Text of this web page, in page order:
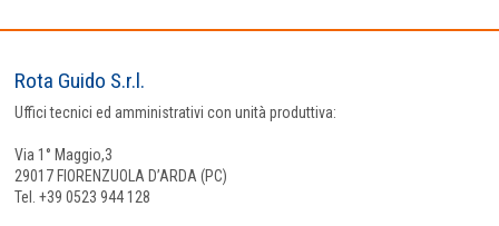
Rota Guido S.r.l.
Uffici tecnici ed amministrativi con unità produttiva:
Via 1° Maggio,3
29017 FIORENZUOLA D’ARDA (PC)
Tel. +39 0523 944 128